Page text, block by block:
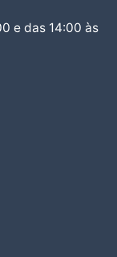
e das 14:00 às